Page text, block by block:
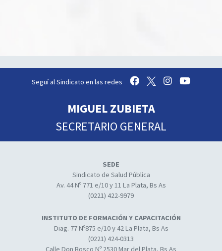
Seguí al Sindicato en las redes
MIGUEL ZUBIETA
SECRETARIO GENERAL
SEDE
Sindicato de Salud Pública
Av. 44 Nº 771 e/10 y 11 La Plata, Bs As
(0221) 422-9979
INSTITUTO DE FORMACIÓN Y CAPACITACIÓN
Diag. 77 Nº875 e/10 y 42 La Plata, Bs As
(0221) 424-0313
Calle Don Bosco Nº 2530 Mar del Plata, Bs As